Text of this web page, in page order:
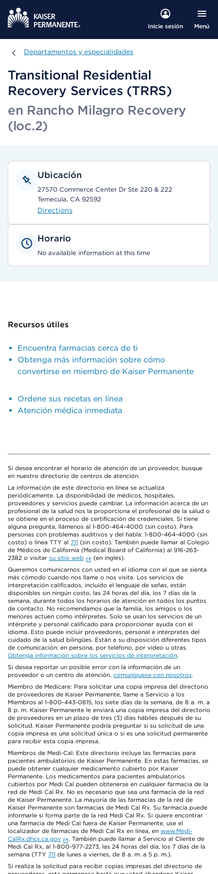
Inicie sesión Menú
Departamentos y especialidades
Departamentos y especialidades
Transitional Residential
Recovery Services (TRRS)
en Rancho Milagro Recovery
(loc.2)
Ubicación
27570 Commerce Center Dr Ste 220 & 222
Temecula, CA 92592
Directions
Horario
No available information at this time
Recursos útiles
Encuentra farmacias cerca de ti
Obtenga más información sobre cómo
convertirse en miembro de Kaiser Permanente
Ordene sus recetas en línea
Atención médica inmediata
Si desea encontrar el horario de atención de un proveedor, busque
en nuestro directorio de centros de atención.
La información de este directorio en línea se actualiza
periódicamente. La disponibilidad de médicos, hospitales,
proveedores y servicios puede cambiar. La información acerca de un
profesional de la salud nos la proporciona el profesional de la salud o
se obtiene en el proceso de certificación de credenciales. Si tiene
alguna pregunta, llámenos al 1-800-464-4000 (sin costo). Para
personas con problemas auditivos y del habla: 1-800-464-4000 (sin
costo) o línea TTY al 711 (sin costo). También puede llamar al Colegio
de Médicos de California (Medical Board of California) al 916-263-
2382 o visitar su sitio web
(en inglés).
Queremos comunicarnos con usted en el idioma con el que se sienta
más cómodo cuando nos llame o nos visite. Los servicios de
interpretación calificados, incluido el lenguaje de señas, están
disponibles sin ningún costo, las 24 horas del día, los 7 días de la
semana, durante todos los horarios de atención en todos los puntos
de contacto. No recomendamos que la familia, los amigos o los
menores actúen como intérpretes. Solo se usan los servicios de un
intérprete y personal calificado para proporcionar ayuda con el
idioma. Esto puede incluir proveedores, personal e intérpretes del
cuidado de la salud bilingües. Están a su disposición diferentes tipos
de comunicación: en persona, por teléfono, por video u otras.
Obtenga información sobre los servicios de interpretación.
Si desea reportar un posible error con la información de un
proveedor o un centro de atención, comuníquese con nosotros.
Miembro de Medicare: Para solicitar una copia impresa del directorio
de proveedores de Kaiser Permanente, llame a Servicio a los
Miembros al 1-800-443-0815, los siete días de la semana, de 8 a. m. a
8 p. m. Kaiser Permanente le enviará una copia impresa del directorio
de proveedores en un plazo de tres (3) días hábiles después de su
solicitud. Kaiser Permanente podría preguntar si su solicitud de una
copia impresa es una solicitud única o si es una solicitud permanente
para recibir esta copia impresa.
Miembros de Medi-Cal: Este directorio incluye las farmacias para
pacientes ambulatorios de Kaiser Permanente. En estas farmacias, se
puede obtener cualquier medicamento cubierto por Kaiser
Permanente. Los medicamentos para pacientes ambulatorios
cubiertos por Medi Cal pueden obtenerse en cualquier farmacia de la
red de Medi Cal Rx. No es necesario que sea una farmacia de la red
de Kaiser Permanente. La mayoría de las farmacias de la red de
Kaiser Permanente son farmacias de Medi Cal Rx. Su farmacia puede
informarle si forma parte de la red Medi Cal Rx. Si quiere encontrar
una farmacia de Medi Cal fuera de Kaiser Permanente, use el
localizador de farmacias de Medi Cal Rx en línea, en www.Medi-
CalRx.dhcs.ca.gov
. También puede llamar a Servicio al Cliente de
Medi Cal Rx, al 1-800-977-2273, las 24 horas del día, los 7 días de la
semana (TTY 711 de lunes a viernes, de 8 a. m. a 5 p. m.).
Si realiza la solicitud para recibir copias impresas del directorio de